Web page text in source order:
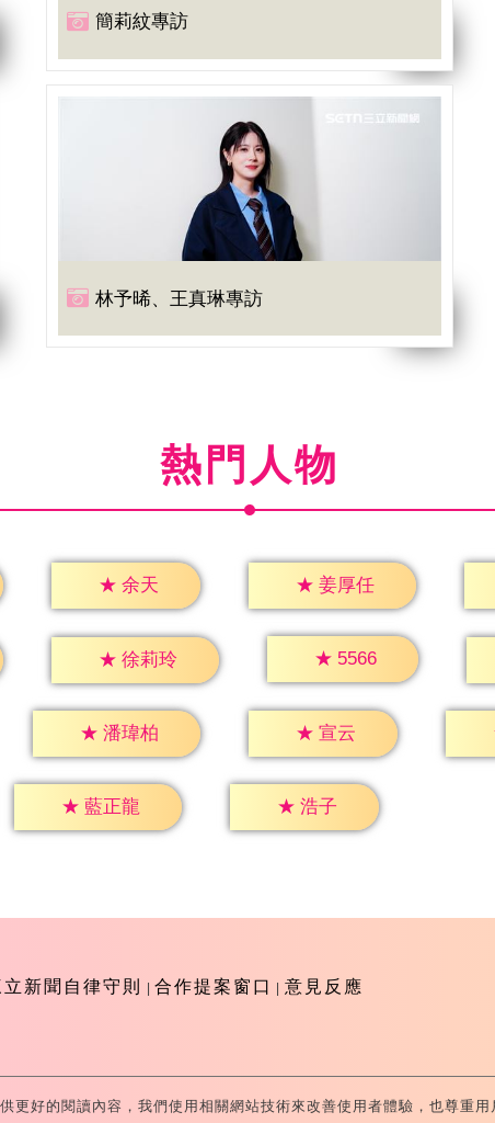
簡莉紋專訪
林予晞、王真琳專訪
熱門人物
★ 余天 ★ 姜厚任
★ 徐莉玲 ★ 5566
★ 潘瑋柏 ★ 宣云
★ 藍正龍 ★ 浩子
立新聞自律守則 合作提案窗口 意見反應
All Rights Reserved 版權所有 盜用必究 台北市內湖
更好的閱讀內容，我們使用相關網站技術來改善使用者體驗，也尊重